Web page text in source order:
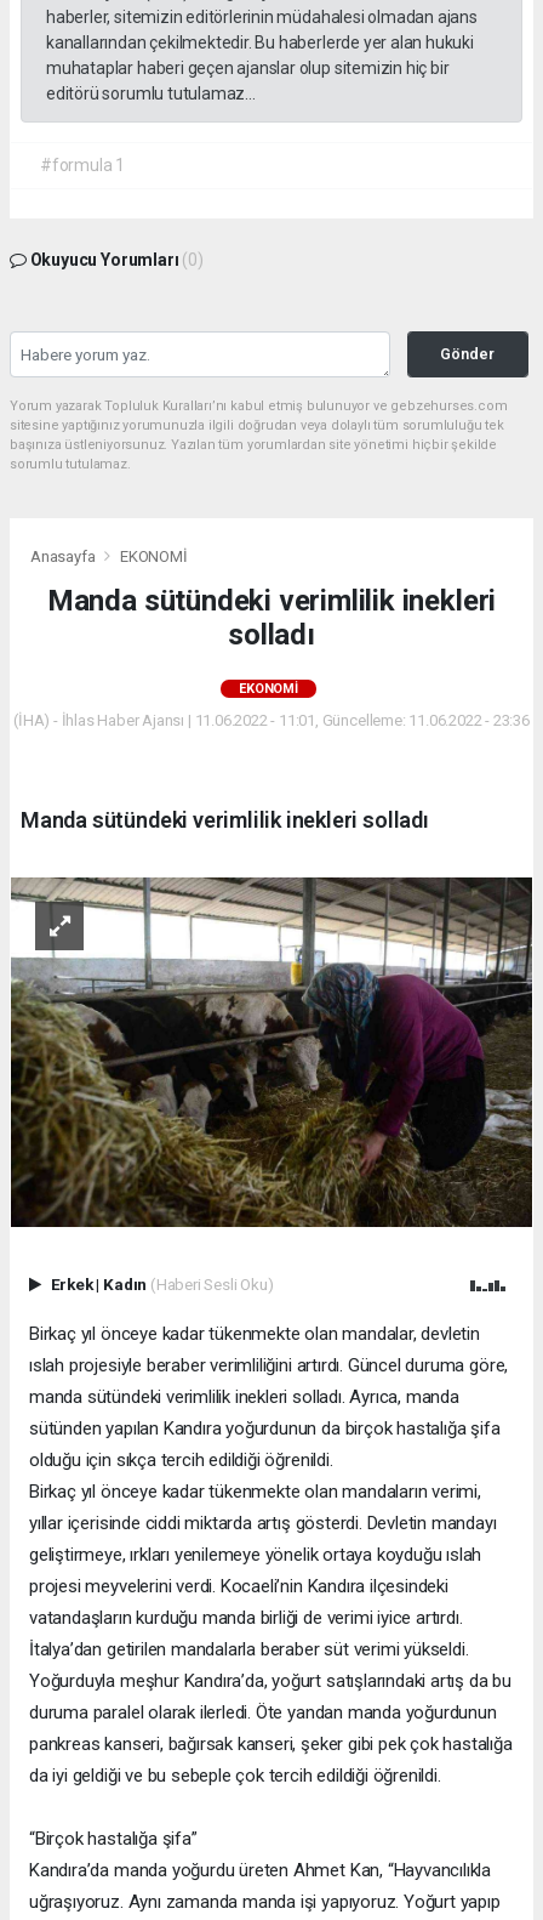
haberler, sitemizin editörlerinin müdahalesi olmadan ajans
kanallarından çekilmektedir. Bu haberlerde yer alan hukuki
muhataplar haberi geçen ajanslar olup sitemizin hiç bir
editörü sorumlu tutulamaz...
#formula 1
Okuyucu Yorumları (0)
Gönder
Yorum yazarak Topluluk Kuralları’nı kabul etmiş bulunuyor ve gebzehurses.com
sitesine yaptığınız yorumunuzla ilgili doğrudan veya dolaylı tüm sorumluluğu tek
başınıza üstleniyorsunuz. Yazılan tüm yorumlardan site yönetimi hiçbir şekilde
sorumlu tutulamaz.
Anasayfa EKONOMİ
Manda sütündeki verimlilik inekleri
solladı
EKONOMİ
(İHA) - İhlas Haber Ajansı | 11.06.2022 - 11:01, Güncelleme: 11.06.2022 - 23:36
Manda sütündeki verimlilik inekleri solladı
Erkek| Kadın (Haberi Sesli Oku)
Birkaç yıl önceye kadar tükenmekte olan mandalar, devletin
ıslah projesiyle beraber verimliliğini artırdı. Güncel duruma göre,
manda sütündeki verimlilik inekleri solladı. Ayrıca, manda
sütünden yapılan Kandıra yoğurdunun da birçok hastalığa şifa
olduğu için sıkça tercih edildiği öğrenildi.
Birkaç yıl önceye kadar tükenmekte olan mandaların verimi,
yıllar içerisinde ciddi miktarda artış gösterdi. Devletin mandayı
geliştirmeye, ırkları yenilemeye yönelik ortaya koyduğu ıslah
projesi meyvelerini verdi. Kocaeli’nin Kandıra ilçesindeki
vatandaşların kurduğu manda birliği de verimi iyice artırdı.
İtalya’dan getirilen mandalarla beraber süt verimi yükseldi.
Yoğurduyla meşhur Kandıra’da, yoğurt satışlarındaki artış da bu
duruma paralel olarak ilerledi. Öte yandan manda yoğurdunun
pankreas kanseri, bağırsak kanseri, şeker gibi pek çok hastalığa
da iyi geldiği ve bu sebeple çok tercih edildiği öğrenildi.
“Birçok hastalığa şifa”
Kandıra’da manda yoğurdu üreten Ahmet Kan, “Hayvancılıkla
uğraşıyoruz. Aynı zamanda manda işi yapıyoruz. Yoğurt yapıp